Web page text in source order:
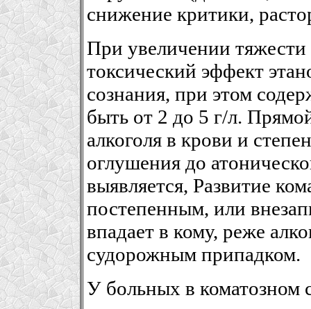
снижение критики,
При увеличении тяжести
токсический эффект
сознания, при этом
быть от 2 до 5 г/л.
алкоголя в крови и
оглушения до
выявляется, Развитие
постепенным, или
впадает в кому, реже
судорожным припадком.
У больных в коматозном